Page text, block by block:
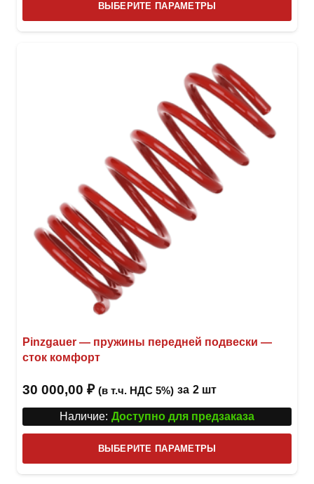
ВЫБЕРИТЕ ПАРАМЕТРЫ
товар
Pinzgauer — пружины передней подвески —
сток комфорт
30 000,00 ₽ (в т.ч. НДС 5%) за 2 шт
Наличие: Доступно для предзаказа
ВЫБЕРИТЕ ПАРАМЕТРЫ
товар